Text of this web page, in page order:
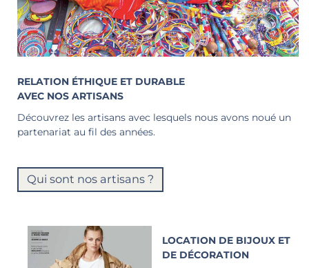
RELATION ÉTHIQUE ET DURABLE
AVEC NOS ARTISANS
Découvrez les artisans avec lesquels nous avons noué un
partenariat au fil des années.
Qui sont nos artisans ?
LOCATION DE BIJOUX ET
DE DÉCORATION